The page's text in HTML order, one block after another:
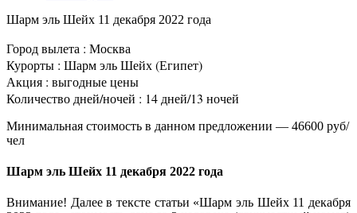
Шарм эль Шейх 11 декабря 2022 года
Город вылета : Москва
Курорты : Шарм эль Шейх (Египет)
Акция : выгодные цены
Количество дней/ночей : 14 дней/13 ночей
Минимальная стоимость в данном предложении — 46600 руб/
чел
Шарм эль Шейх 11 декабря 2022 года
Внимание! Далее в тексте статьи «Шарм эль Шейх 11 декабря